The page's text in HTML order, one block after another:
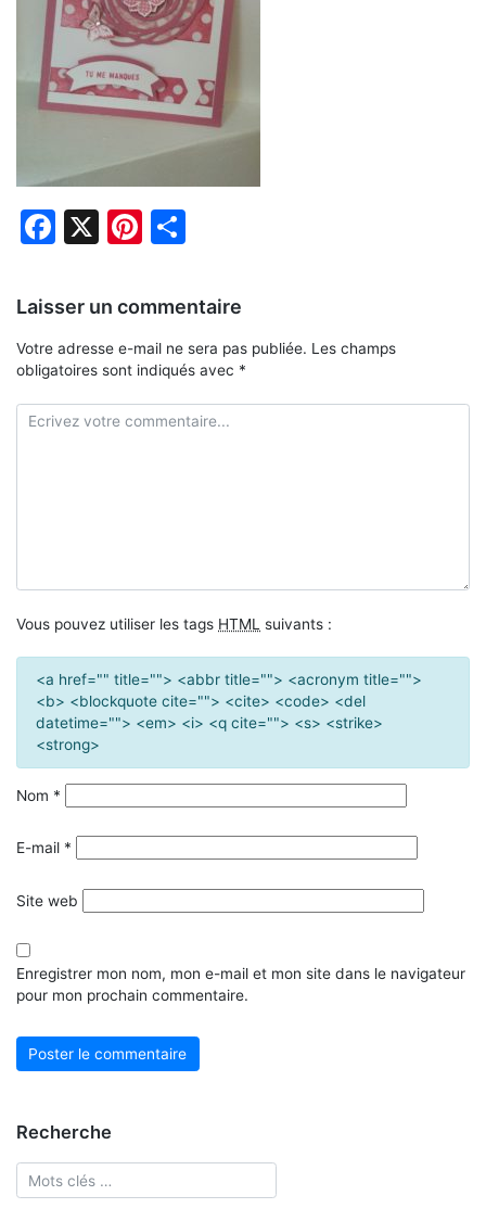
Facebook
X Pinterest
Laisser un commentaire
Votre adresse e-mail ne sera pas publiée. Les champs
obligatoires sont indiqués avec *
Vous pouvez utiliser les tags HTML suivants :
<a href="" title=""> <abbr title=""> <acronym title="">
<b> <blockquote cite=""> <cite> <code> <del
datetime=""> <em> <i> <q cite=""> <s> <strike>
<strong>
Nom *
E-mail *
Site web
Enregistrer mon nom, mon e-mail et mon site dans le navigateur
pour mon prochain commentaire.
Recherche